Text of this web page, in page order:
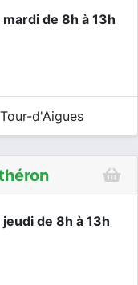
de 8h à 13h
d'Aigues
de 8h à 13h